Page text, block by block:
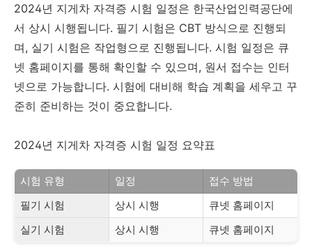
2024년 지게차 자격증 시험 일정은 한국산업인력공단에
서 상시 시행됩니다. 필기 시험은 CBT 방식으로 진행되
며, 실기 시험은 작업형으로 진행됩니다. 시험 일정은 큐
넷 홈페이지를 통해 확인할 수 있으며, 원서 접수는 인터
넷으로 가능합니다. 시험에 대비해 학습 계획을 세우고 꾸
준히 준비하는 것이 중요합니다.
2024년 지게차 자격증 시험 일정 요약표
시험 유형 일정 접수 방법
필기 시험 상시 시행 큐넷 홈페이지
실기 시험 상시 시행 큐넷 홈페이지